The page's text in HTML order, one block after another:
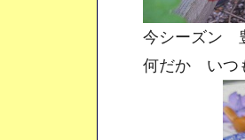
今シーズン
何だか いつ